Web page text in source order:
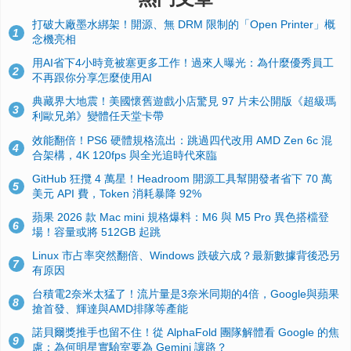
1
打破大廠墨水綁架！開源、無 DRM 限制的「Open Printer」概
念機亮相
2
用AI省下4小時竟被塞更多工作！過來人曝光：為什麼優秀員工
不再跟你分享怎麼使用AI
3
典藏界大地震！美國懷舊遊戲小店驚見 97 片未公開版《超級瑪
利歐兄弟》變體任天堂卡帶
4
效能翻倍！PS6 硬體規格流出：跳過四代改用 AMD Zen 6c 混
合架構，4K 120fps 與全光追時代來臨
5
GitHub 狂攬 4 萬星！Headroom 開源工具幫開發者省下 70 萬
美元 API 費，Token 消耗暴降 92%
6
蘋果 2026 款 Mac mini 規格爆料：M6 與 M5 Pro 異色搭檔登
場！容量或將 512GB 起跳
7
Linux 市占率突然翻倍、Windows 跌破六成？最新數據背後恐另
有原因
8
台積電2奈米太猛了！流片量是3奈米同期的4倍，Google與蘋果
搶首發、輝達與AMD排隊等產能
9
諾貝爾獎推手也留不住！從 AlphaFold 團隊解體看 Google 的焦
慮：為何明星實驗室要為 Gemini 讓路？